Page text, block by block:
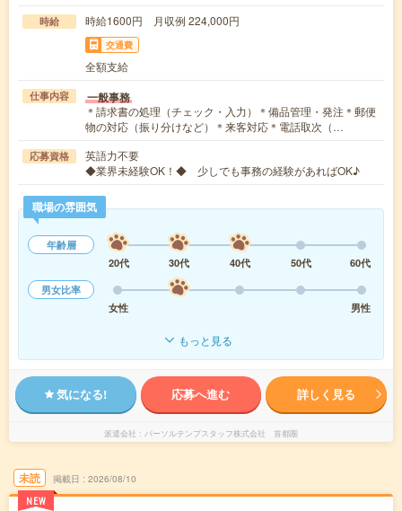
時給 時給1600円 月収例 224,000円
交通費
全額支給
仕事内容 一般事務
＊請求書の処理（チェック・入力）＊備品管理・発注＊郵便
物の対応（振り分けなど）＊来客対応＊電話取次（…
応募資格
英語力不要
◆業界未経験OK！◆ 少しでも事務の経験があればOK♪
職場の雰囲気
年齢層
20代
30代 40代 50代
60代
男女比率
女性
男性
もっと見る
気になる! 応募へ進む 詳しく見る
派遣会社 パーソルテンプスタッフ株式会社 首都圏
未読
NEW
掲載日 2026/08/10